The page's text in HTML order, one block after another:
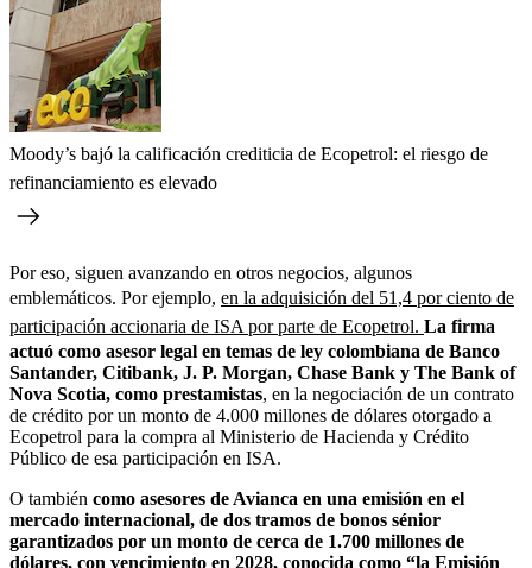
Moody’s bajó la calificación crediticia de Ecopetrol: el riesgo de
refinanciamiento es elevado
Por eso, siguen avanzando en otros negocios, algunos
emblemáticos. Por ejemplo, en la adquisición del 51,4 por ciento de
participación accionaria de ISA por parte de Ecopetrol. La firma
actuó como asesor legal en temas de ley colombiana de Banco
Santander, Citibank, J. P. Morgan, Chase Bank y The Bank of
Nova Scotia, como prestamistas, en la negociación de un contrato
de crédito por un monto de 4.000 millones de dólares otorgado a
Ecopetrol para la compra al Ministerio de Hacienda y Crédito
Público de esa participación en ISA.
O también como asesores de Avianca en una emisión en el
mercado internacional, de dos tramos de bonos sénior
garantizados por un monto de cerca de 1.700 millones de
dólares, con vencimiento en 2028, conocida como “la Emisión